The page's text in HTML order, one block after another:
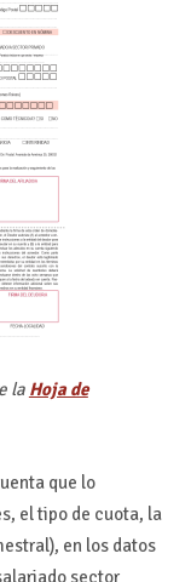
la Hoja de
que lo
el tipo de cuota, la
en los datos
sector